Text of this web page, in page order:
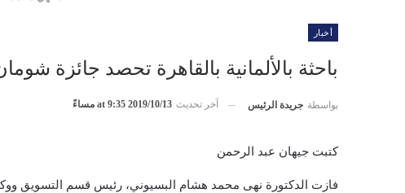
أخبار
باحثة بالألمانية بالقاهرة تحصد جائزة شومان
بواسطة جريدة الرئيس آخر تحديث 2019/10/13 at 9:35 مساءً
كتبت جيهان عبد الرحمن
فازت الدكتورة نهى محمد هشام البسيوني، رئيس قسم التسويق ووكيل